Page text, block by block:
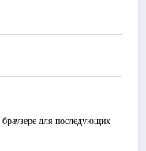
для последующих